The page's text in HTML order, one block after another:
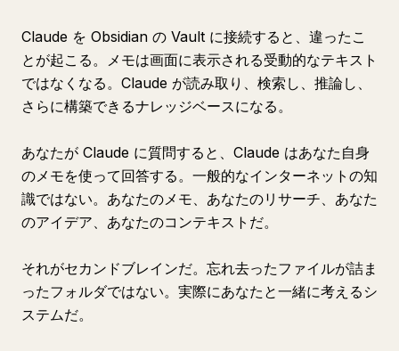
Claude を Obsidian の Vault に接続すると、違ったこ
とが起こる。メモは画面に表示される受動的なテキスト
ではなくなる。Claude が読み取り、検索し、推論し、
さらに構築できるナレッジベースになる。
あなたが Claude に質問すると、Claude はあなた自身
のメモを使って回答する。一般的なインターネットの知
識ではない。あなたのメモ、あなたのリサーチ、あなた
のアイデア、あなたのコンテキストだ。
それがセカンドブレインだ。忘れ去ったファイルが詰ま
ったフォルダではない。実際にあなたと一緒に考えるシ
ステムだ。